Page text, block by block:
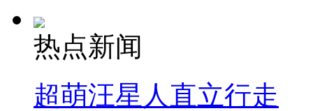
热点新闻
超萌汪星人直立行走